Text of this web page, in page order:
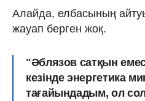
Алайда, елбасының
жауап берген жоқ.
"Әблязов сатқын
кезінде энергетика
тағайындадым, ол